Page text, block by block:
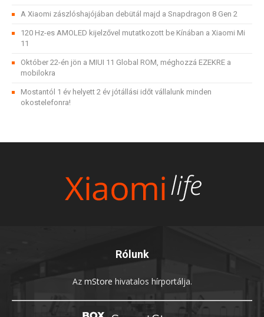
A Xiaomi zászlóshajójában debütál majd a Snapdragon 8 Gen 2
120 Hz-es AMOLED kijelzővel mutatkozott be Kínában a Xiaomi Mi
11
Október 22-én jön a MIUI 11 Global ROM, méghozzá EZEKRE a
mobilokra
Mostantól 1 év helyett 2 év jótállási időt vállalunk minden
okostelefonra!
Rólunk
Az mStore hivatalos hírportálja.